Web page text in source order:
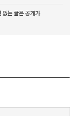
없는 글은 공개가